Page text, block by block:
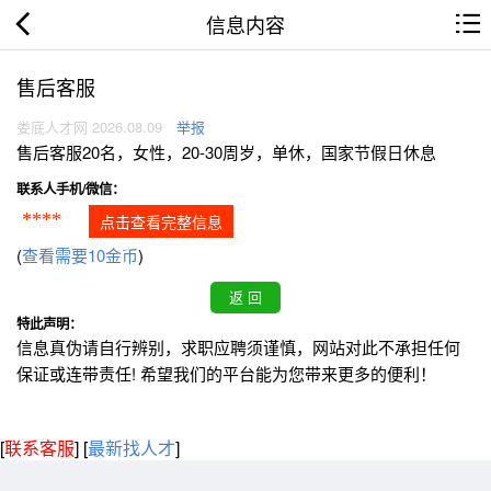
信息内容
售后客服
娄底人才网 2026.08.09 举报
售后客服20名，女性，20-30周岁，单休，国家节假日休息
联系人手机/微信：
**** 点击查看完整信息
(查看需要10金币)
特此声明：
信息真伪请自行辨别，求职应聘须谨慎，网站对此不承担任何
保证或连带责任! 希望我们的平台能为您带来更多的便利！
[联系客服] [最新找人才]